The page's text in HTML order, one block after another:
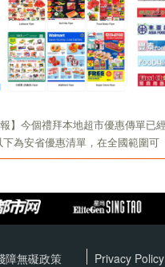
障無礙政策 Privacy Policy